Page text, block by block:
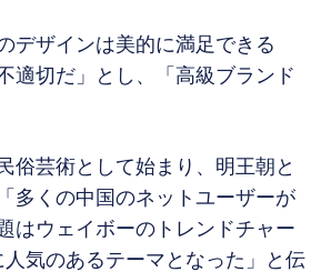
デザインは美的に満足できる
適切だ」とし、「高級ブランド
俗芸術として始まり、明王朝と
多くの中国のネットユーザーが
はウェイボーのトレンドチャー
気のあるテーマとなった」と伝